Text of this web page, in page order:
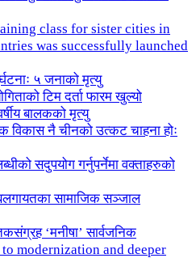
class for sister cities in
was successfully launched
५ जनाको मृत्यु
टिम दर्ता फारम खुल्यो
बालकको मृत्यु
विकास नै चीनको उत्कट चाहना होः
सदुपयोग गर्नुपर्नेमा वक्ताहरुको
सामाजिक सञ्जाल
‘मनीषा’ सार्वजनिक
modernization and deeper